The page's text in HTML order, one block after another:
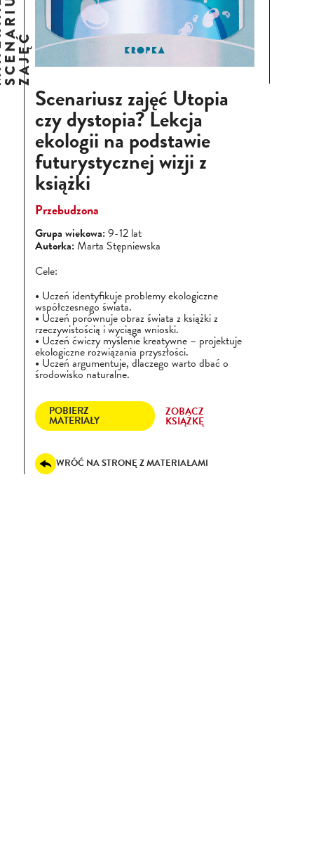
Ć
Scenariusz zajęć Utopia
czy dystopia? Lekcja
ekologii na podstawie
futurystycznej wizji z
książki
Przebudzona
Grupa wiekowa:9-12 lat
Autorka:Marta Stępniewska
Cele:
Uczeń identyfikuje problemy ekologiczne
współczesnego świata.
Uczeń porównuje obraz świata z książki z
rzeczywistością i wyciąga wnioski.
Uczeń ćwiczy myślenie kreatywne – projektuje
ekologiczne rozwiązania przyszłości.
Uczeń argumentuje, dlaczego warto dbać o
środowisko naturalne.
POBIERZ
MATERIAŁY
ZOBACZ
KSIĄŻKĘ
WRÓĆ NA STRONĘ Z MATERIAŁAMI